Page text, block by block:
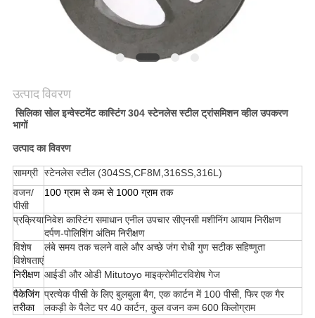
उत्पाद विवरण
सिलिका सोल इन्वेस्टमेंट कास्टिंग 304 स्टेनलेस स्टील ट्रांसमिशन व्हील उपकरण
भागों
उत्पाद का विवरण
सामग्री स्टेनलेस स्टील (304SS,CF8M,316SS,316L)
वजन/
पीसी
100 ग्राम से कम से 1000 ग्राम तक
प्रक्रियानिवेश कास्टिंग समाधान एनील उपचार सीएनसी मशीनिंग आयाम निरीक्षण
दर्पण-पोलिशिंग अंतिम निरीक्षण
विशेष
विशेषताएं
लंबे समय तक चलने वाले और अच्छे जंग रोधी गुण सटीक सहिष्णुता
निरीक्षण आईडी और ओडी Mitutoyo माइक्रोमीटरविशेष गेज
पैकेजिंग
तरीका
प्रत्येक पीसी के लिए बुलबुला बैग, एक कार्टन में 100 पीसी, फिर एक गैर
लकड़ी के पैलेट पर 40 कार्टन, कुल वजन कम 600 किलोग्राम